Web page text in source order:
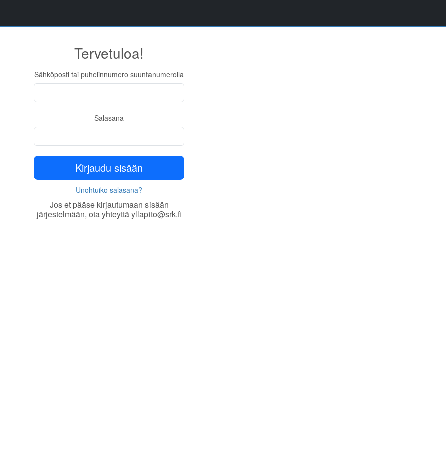
Tervetuloa!
Sähköposti tai puhelinnumero suuntanumerolla
Salasana
Kirjaudu sisään
Unohtuiko salasana?
Jos et pääse kirjautumaan sisään
järjestelmään, ota yhteyttä yllapito@srk.fi